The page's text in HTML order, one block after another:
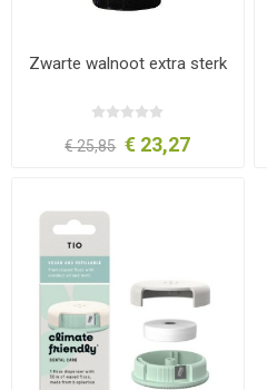
Zwarte walnoot extra sterk
€ 25,85 € 23,27